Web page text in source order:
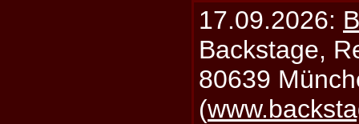
17.09.2026:
Backstage,
80639
(